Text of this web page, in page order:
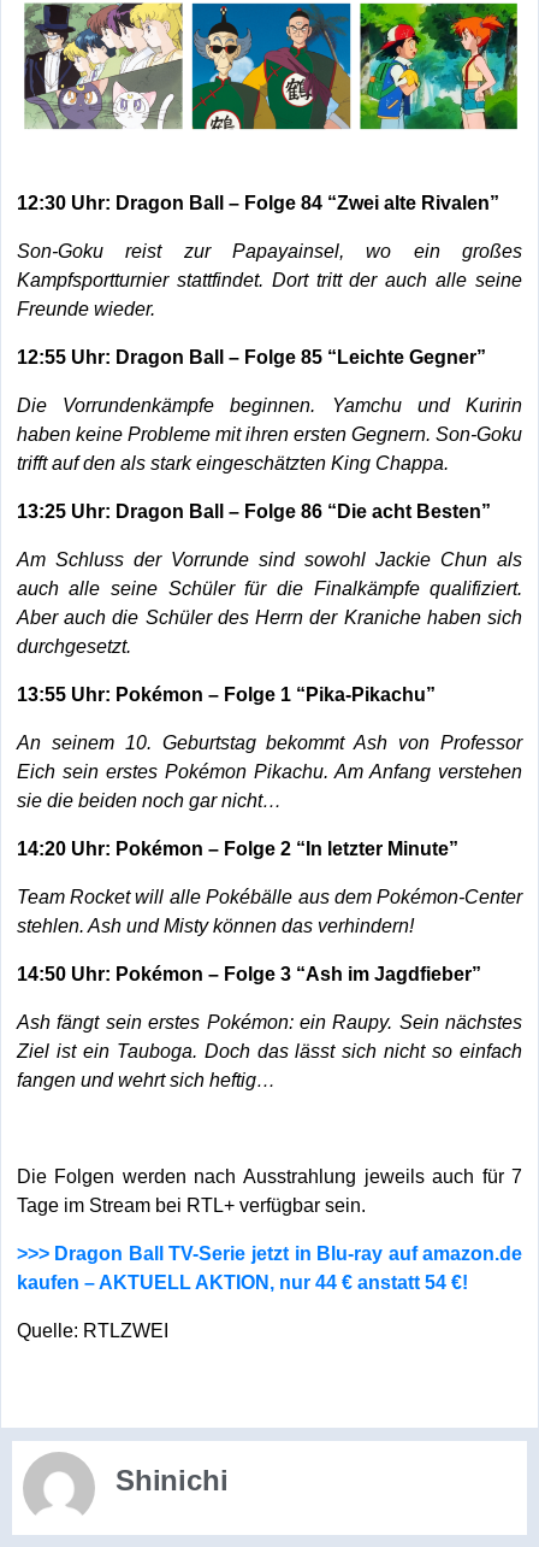
12:30 Uhr: Dragon Ball – Folge 84 “Zwei alte Rivalen”
Son-Goku reist zur Papayainsel, wo ein großes
Kampfsportturnier stattfindet. Dort tritt der auch alle seine
Freunde wieder.
12:55 Uhr: Dragon Ball – Folge 85 “Leichte Gegner”
Die Vorrundenkämpfe beginnen. Yamchu und Kuririn
haben keine Probleme mit ihren ersten Gegnern. Son-Goku
trifft auf den als stark eingeschätzten King Chappa.
13:25 Uhr: Dragon Ball – Folge 86 “Die acht Besten”
Am Schluss der Vorrunde sind sowohl Jackie Chun als
auch alle seine Schüler für die Finalkämpfe qualifiziert.
Aber auch die Schüler des Herrn der Kraniche haben sich
durchgesetzt.
13:55 Uhr: Pokémon – Folge 1 “Pika-Pikachu”
An seinem 10. Geburtstag bekommt Ash von Professor
Eich sein erstes Pokémon Pikachu. Am Anfang verstehen
sie die beiden noch gar nicht…
14:20 Uhr: Pokémon – Folge 2 “In letzter Minute”
Team Rocket will alle Pokébälle aus dem Pokémon-Center
stehlen. Ash und Misty können das verhindern!
14:50 Uhr: Pokémon – Folge 3 “Ash im Jagdfieber”
Ash fängt sein erstes Pokémon: ein Raupy. Sein nächstes
Ziel ist ein Tauboga. Doch das lässt sich nicht so einfach
fangen und wehrt sich heftig…
Die Folgen werden nach Ausstrahlung jeweils auch für 7
Tage im Stream bei RTL+ verfügbar sein.
>>> Dragon Ball TV-Serie jetzt in Blu-ray auf amazon.de
kaufen – AKTUELL AKTION, nur 44 € anstatt 54 €!
Quelle: RTLZWEI
Shinichi